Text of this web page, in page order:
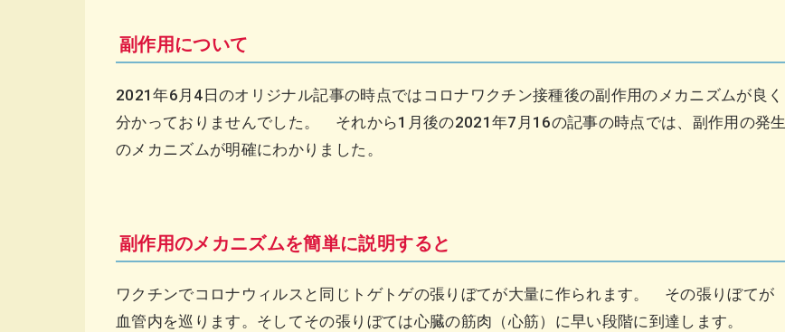
副作用について
2021年6月4日のオリジナル記事の時点ではコロナワクチン接種後の副作用のメカニズムが良く
分かっておりませんでした。 それから1月後の2021年7月16の記事の時点では、副作用の発生
のメカニズムが明確にわかりました。
副作用のメカニズムを簡単に説明すると
ワクチンでコロナウィルスと同じトゲトゲの張りぼてが大量に作られます。 その張りぼてが
血管内を巡ります。そしてその張りぼては心臓の筋肉（心筋）に早い段階に到達します。